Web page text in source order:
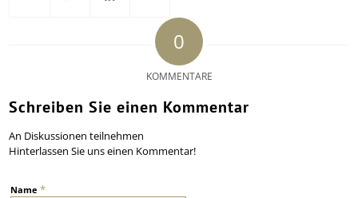
0
KOMMENTARE
Schreiben Sie einen Kommentar
An Diskussionen teilnehmen
Hinterlassen Sie uns einen Kommentar!
Name*